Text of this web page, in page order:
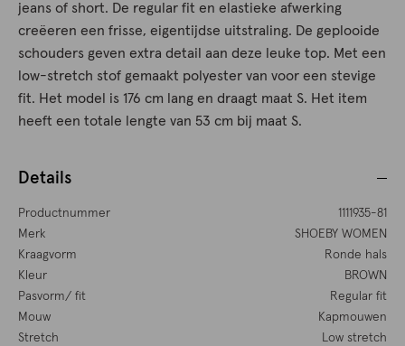
jeans of short. De regular fit en elastieke afwerking
creëeren een frisse, eigentijdse uitstraling. De geplooide
schouders geven extra detail aan deze leuke top. Met een
low-stretch stof gemaakt polyester van voor een stevige
fit. Het model is 176 cm lang en draagt maat S. Het item
heeft een totale lengte van 53 cm bij maat S.
Details
Productnummer
1111935-81
Merk
SHOEBY WOMEN
Kraagvorm
Ronde hals
Kleur
BROWN
Pasvorm/ fit
Regular fit
Mouw
Kapmouwen
Stretch
Low stretch